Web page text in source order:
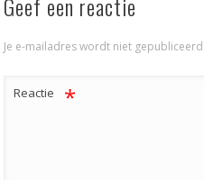
Je e-mailadres wordt niet gepubliceerd.
Reactie *